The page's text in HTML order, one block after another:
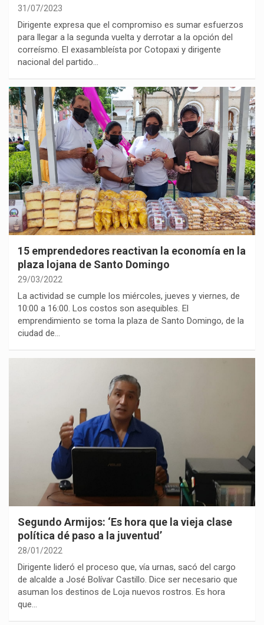
31/07/2023
Dirigente expresa que el compromiso es sumar esfuerzos
para llegar a la segunda vuelta y derrotar a la opción del
correísmo. El exasambleísta por Cotopaxi y dirigente
nacional del partido…
15 emprendedores reactivan la economía en la
plaza lojana de Santo Domingo
29/03/2022
La actividad se cumple los miércoles, jueves y viernes, de
10:00 a 16:00. Los costos son asequibles. El
emprendimiento se toma la plaza de Santo Domingo, de la
ciudad de…
Segundo Armijos: ‘Es hora que la vieja clase
política dé paso a la juventud’
28/01/2022
Dirigente lideró el proceso que, vía urnas, sacó del cargo
de alcalde a José Bolívar Castillo. Dice ser necesario que
asuman los destinos de Loja nuevos rostros. Es hora
que…